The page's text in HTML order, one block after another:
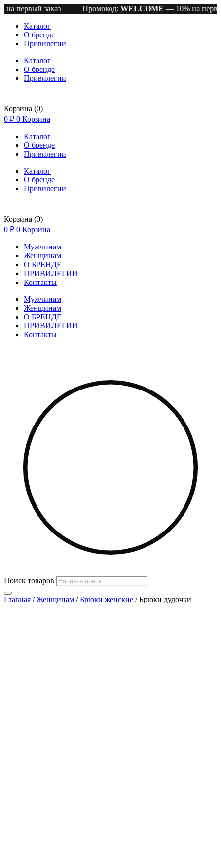
заказ Промокод:WELCOME— 10% на первый заказ
Каталог
О бренде
Привилегии
Каталог
О бренде
Привилегии
Корзина (0)
0 ₽ 0 Корзина
Каталог
О бренде
Привилегии
Каталог
О бренде
Привилегии
Корзина (0)
0 ₽ 0 Корзина
Мужчинам
Женщинам
О БРЕНДЕ
ПРИВИЛЕГИИ
Контакты
Мужчинам
Женщинам
О БРЕНДЕ
ПРИВИЛЕГИИ
Контакты
Поиск товаров
Главная /Женщинам /Брюки женские / Брюки дудочки